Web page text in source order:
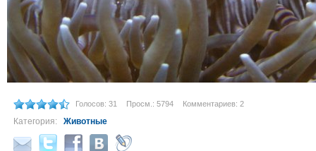
Голосов: 31 Просм.: 5794 Комментариев: 2
Категория: Животные